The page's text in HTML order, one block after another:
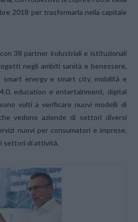
2018 per trasformarla nella capitale
38 partner industriali e istituzionali
negli ambiti sanità e benessere,
smart energy e smart city, mobilità e
education e entertainment, digital
volti a verificare nuovi modelli di
vedono aziende di settori diversi
nuovi per consumatori e imprese,
settori di attività.